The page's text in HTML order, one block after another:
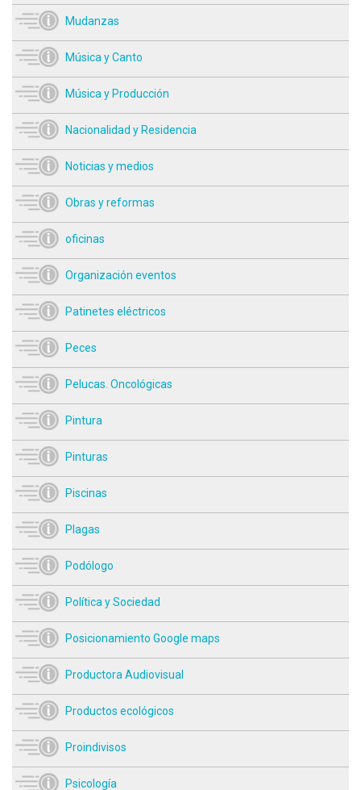
Mudanzas
Música y Canto
Música y Producción
Nacionalidad y Residencia
Noticias y medios
Obras y reformas
oficinas
Organización eventos
Patinetes eléctricos
Peces
Pelucas. Oncológicas
Pintura
Pinturas
Piscinas
Plagas
Podólogo
Política y Sociedad
Posicionamiento Google maps
Productora Audiovisual
Productos ecológicos
Proindivisos
Psicología